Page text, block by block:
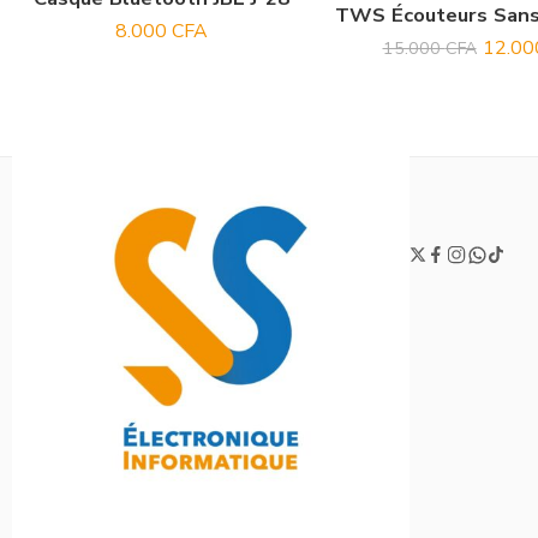
8.000 CFA
15.000CFA